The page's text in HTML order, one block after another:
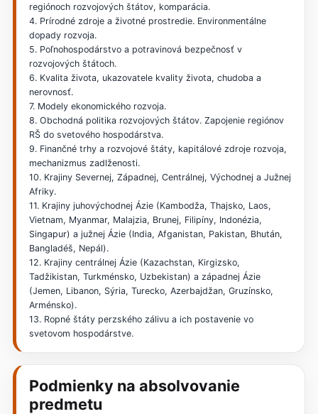
regiónoch rozvojových štátov, komparácia.
4. Prírodné zdroje a životné prostredie. Environmentálne
dopady rozvoja.
5. Poľnohospodárstvo a potravinová bezpečnosť v
rozvojových štátoch.
6. Kvalita života, ukazovatele kvality života, chudoba a
nerovnosť.
7. Modely ekonomického rozvoja.
8. Obchodná politika rozvojových štátov. Zapojenie regiónov
RŠ do svetového hospodárstva.
9. Finančné trhy a rozvojové štáty, kapitálové zdroje rozvoja,
mechanizmus zadlženosti.
10. Krajiny Severnej, Západnej, Centrálnej, Východnej a Južnej
Afriky.
11. Krajiny juhovýchodnej Ázie (Kambodža, Thajsko, Laos,
Vietnam, Myanmar, Malajzia, Brunej, Filipíny, Indonézia,
Singapur) a južnej Ázie (India, Afganistan, Pakistan, Bhután,
Bangladéš, Nepál).
12. Krajiny centrálnej Ázie (Kazachstan, Kirgizsko,
Tadžikistan, Turkménsko, Uzbekistan) a západnej Ázie
(Jemen, Libanon, Sýria, Turecko, Azerbajdžan, Gruzínsko,
Arménsko).
13. Ropné štáty perzského zálivu a ich postavenie vo
svetovom hospodárstve.
Podmienky na absolvovanie
predmetu